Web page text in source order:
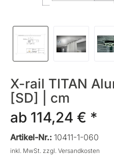
X-rail TITAN
[SD] | cm
ab 114,24 € *
Artikel-Nr.: 10411-1-060
inkl. MwSt. zzgl. Versandkosten